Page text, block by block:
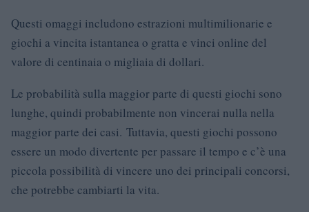
Questi omaggi includono estrazioni multimilionarie e
giochi a vincita istantanea o gratta e vinci online del
valore di centinaia o migliaia di dollari.
Le probabilità sulla maggior parte di questi giochi sono
lunghe, quindi probabilmente non vincerai nulla nella
maggior parte dei casi. Tuttavia, questi giochi possono
essere un modo divertente per passare il tempo e c’è una
piccola possibilità di vincere uno dei principali concorsi,
che potrebbe cambiarti la vita.